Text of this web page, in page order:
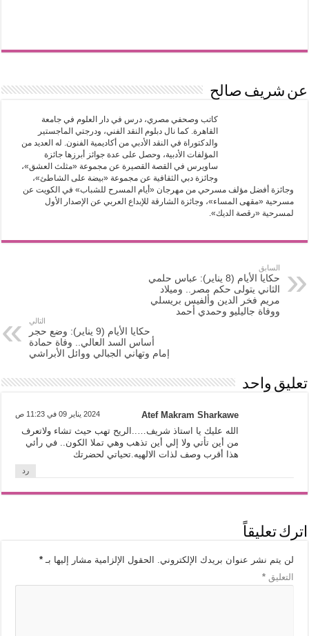
عن شريف صالح
‎كاتب وصحفي مصري، درس في دار العلوم في جامعة
القاهرة. كما نال دبلوم النقد الفني، ودرجتي الماجستير
والدكتوراة في النقد الأدبي من أكاديمية الفنون. له العديد من
المؤلفات الأدبية، وحصل على عدة جوائز أبرزها جائزة
ساويرس في القصة القصيرة عن مجموعة «مثلث العشق»،
وجائزة دبي الثقافية عن مجموعة «بيضة على الشاطئ»،
وجائزة أفضل مؤلف مسرحي من مهرجان «أيام المسرح للشباب» في الكويت عن
مسرحية «مقهى المساء»، وجائزة الشارقة للإبداع العربي عن الإصدار الأول
لمسرحية «رقصة الديك».
السابق
حكايا الأيام (8 يناير): عباس حلمي
الثاني يتولى حكم مصر.. وميلاد
مريم فخر الدين وألفيس بريسلي
ووفاة جاليليو وحمدي أحمد
التالي
حكايا الأيام (9 يناير): وضع حجر
أساس السد العالي.. وفاة حمادة
إمام وتهاني الجبالي ووائل الأبراشي
تعليق واحد
Atef Makram Sharkawe 2024 يناير 09 في 11:23 ص
الله عليك يا استاذ شريف…..الريح تهب حيث تشاء ولاتعرف
من أين تأتي ولا إلي أين تذهب وهي تملا الكون.. في رأئي
هذا أقرب وصف لذات الالهيه.تحياتي لحضرتك
رد
اترك تعليقاً
لن يتم نشر عنوان بريدك الإلكتروني. الحقول الإلزامية مشار إليها بـ*
التعليق*